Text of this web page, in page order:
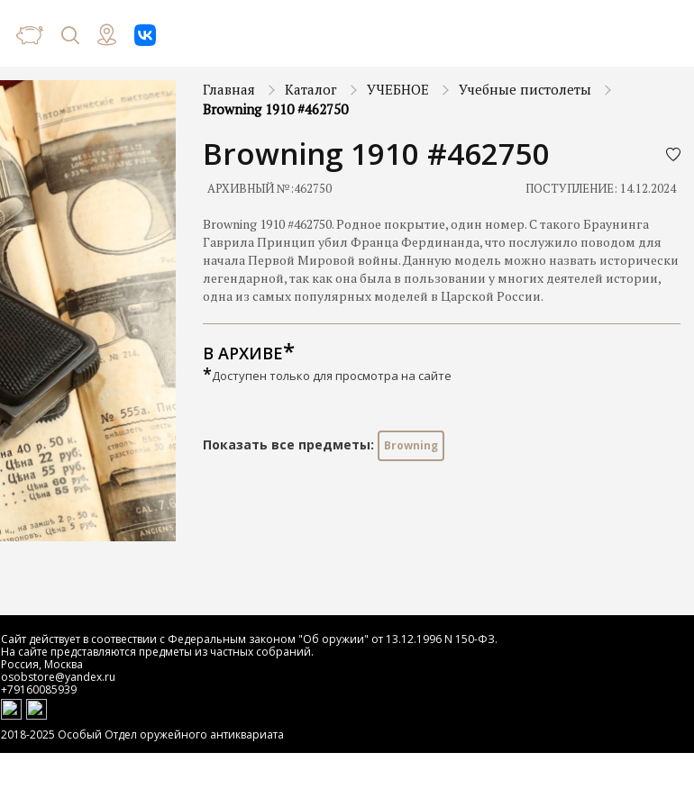
Главная Каталог УЧЕБНОЕ
Учебные пистолеты
Browning 1910 #462750
Browning 1910 #462750
АРХИВНЫЙ №:462750 ПОСТУПЛЕНИЕ: 14.12.2024
Browning 1910 #462750. Родное покрытие, один номер. С такого Браунинга
Гаврила Принцип убил Франца Фердинанда, что послужило поводом для
начала Первой Мировой войны. Данную модель можно назвать исторически
легендарной, так как она была в пользовании у многих деятелей истории,
одна из самых популярных моделей в Царской России.
В АРХИВЕ
*Доступен только для просмотра на сайте
Показать все предметы: Browning
Сайт действует в соотвествии с Федеральным законом "Об оружии" от 13.12.1996 N 150-ФЗ.
На сайте представляются предметы из частных собраний.
Россия, Москва
osobstore@yandex.ru
+79160085939
2018-2025 Особый Отдел оружейного антиквариата